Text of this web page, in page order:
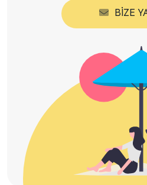
BIZE